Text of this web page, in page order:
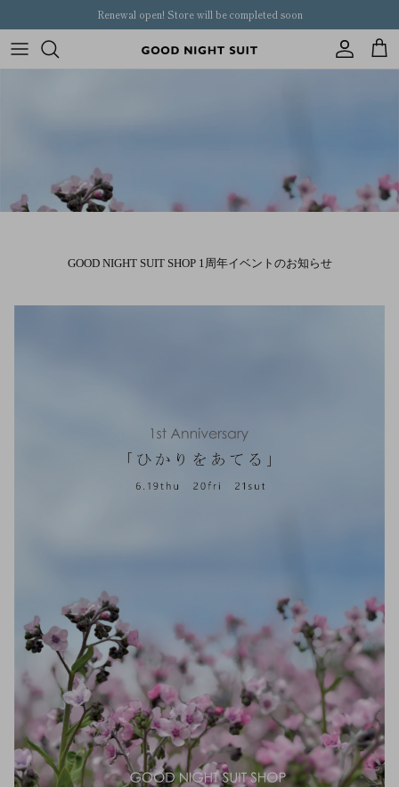
to
content
Renewal open! Store will be completed soon
Women
kids
GOOD NIGHT SUIT SHOP 1周年イベントのお知らせ